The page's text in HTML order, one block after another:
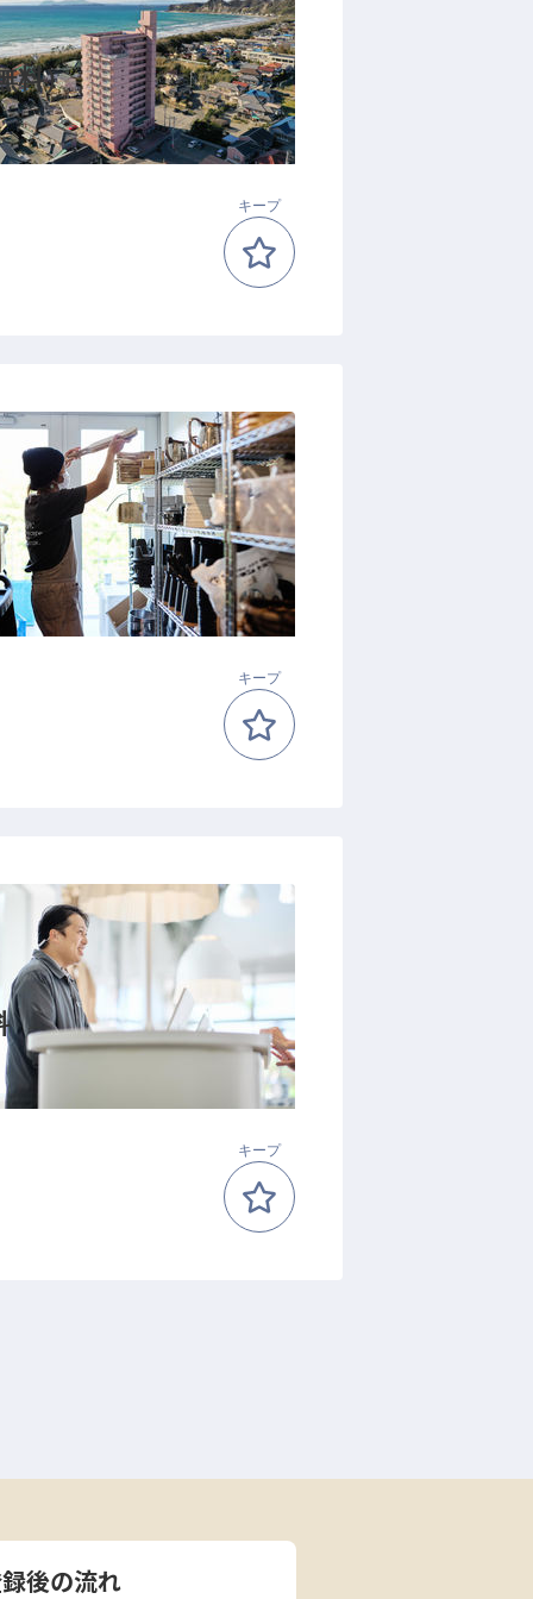
料）
キープ
キープ
キープ
後の流れ